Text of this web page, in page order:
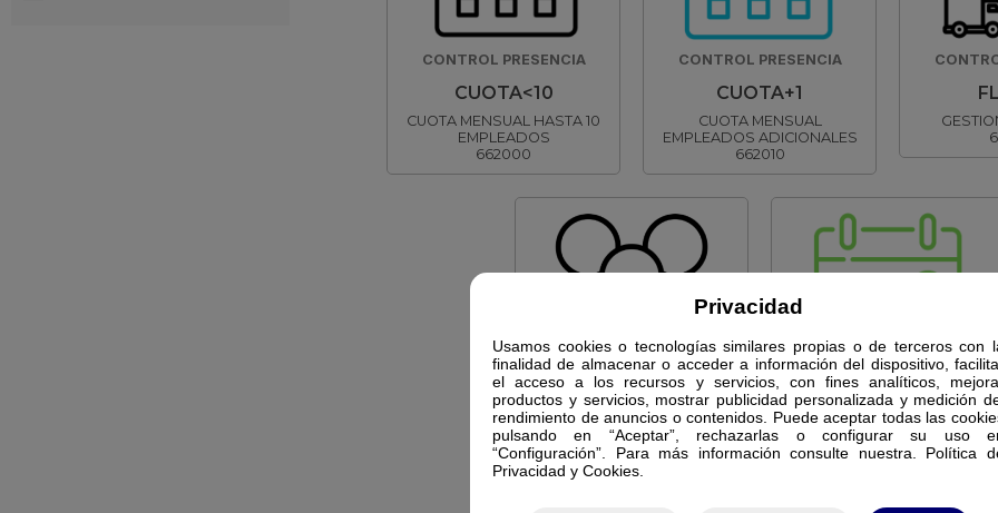
Privacidad
Usamos cookies o tecnologías similares propias o de terceros con
finalidad de almacenar o acceder a información del dispositivo,
el acceso a los recursos y servicios, con fines analíticos,
productos y servicios, mostrar publicidad personalizada y medición
rendimiento de anuncios o contenidos. Puede aceptar todas las
pulsando en “Aceptar”, rechazarlas o configurar su uso
“Configuración”. Para más información consulte nuestra. Política
Privacidad y Cookies.
CONTROL PRESENCIA
CUOTA<10
CUOTA MENSUAL HASTA 10
EMPLEADOS
662000
CONTROL PRESENCIA
CUOTA+1
CUOTA MENSUAL
EMPLEADOS ADICIONALES
662010
CONTROL PRESENCIA
EMPLEADO
PORTAL EMPLEADO
662040
CONTROL PRESENCIA
RRHH
CUOTA MENSUAL GESTION
RRHH